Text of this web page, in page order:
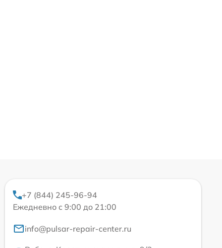
+7 (844) 245-96-94
Ежедневно с 9:00 до 21:00
info@pulsar-repair-center.ru